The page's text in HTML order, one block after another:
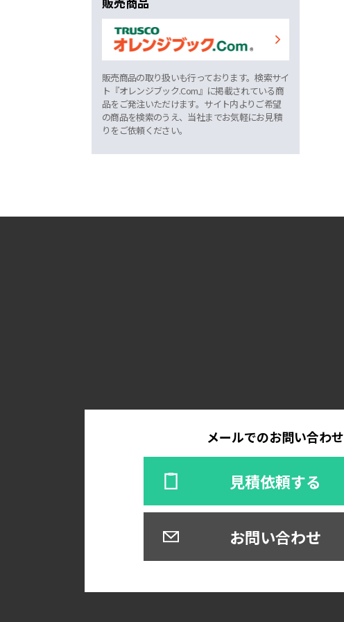
販売商品の取り扱いも行っております。検索サイ
ト『オレンジブック.Com』に掲載されている商
品をご発注いただけます。サイト内よりご希望
の商品を検索のうえ、当社までお気軽にお見積
りをご依頼ください。
メールでのお問い合わせ
見積依頼する
お問い合わせ